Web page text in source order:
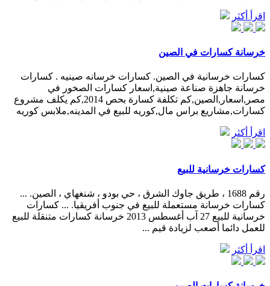
اقرأ أكثر
خرسانة كسارات في الصين
كسارات خرسانية في الصين. كسارات خرسانه صينيه . كسارات
خرسانة جاهزة صناعة صينية,اسعار كسارات الصخور في
مصر,اسعار,الصين,كم تكلفة كسارة بحص 2014,كم يكلف مشروع
كسارات,مشاريع براس مال,كوريه للبيع في المدينه,ملابس كوريه
اقرأ أكثر
كسارات خرسانية للبيع
رقم 1688 ، طريق جاوك الشرق ، حي بودو ، شنغهاي ، الصين. ...
كسارات خرسانة مستعملة للبيع في جنوب أفريقيا. ... كسارات
خرسانية للبيع 27 آب أغسطس 2013 خرسانة كسارات متنقلة للبيع
للعمل دائما أصعب لزيادة قيم ...
اقرأ أكثر